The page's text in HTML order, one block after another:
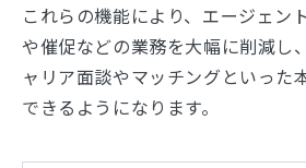
これらの機能により、エージェン
や催促などの業務を大幅に削減し
ャリア面談やマッチングといった
できるようになります。